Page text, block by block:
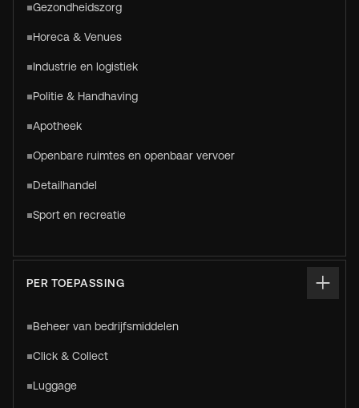
Gezondheidszorg
Horeca & Venues
Industrie en logistiek
Politie & Handhaving
Apotheek
Openbare ruimtes en openbaar vervoer
Detailhandel
Sport en recreatie
PER TOEPASSING
Beheer van bedrijfsmiddelen
Click & Collect
Luggage